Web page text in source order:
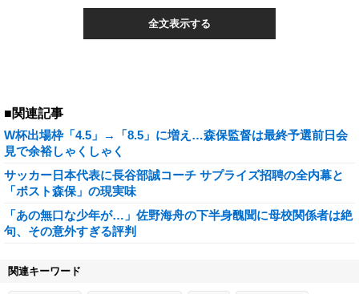
全文表示する
■関連記事
W杯出場枠「4.5」→「8.5」に増え…森保監督は最終予選前日会
見で余裕しゃくしゃく
サッカー日本代表に長谷部誠コーチ サプライズ招聘の全内幕と
「ポスト森保」の現実味
「あの無口な少年が…」佐野海舟の下半身醜聞に母校関係者は絶
句、その意外すぎる評判
関連キーワード